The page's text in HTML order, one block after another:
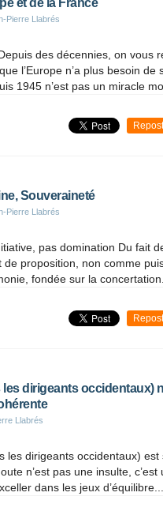
et de la France
Pierre Llabrés
des décennies, on vous
l’Europe n’a plus besoin
1945 n’est pas un miracle
Repost
Souveraineté
Pierre Llabrés
pas domination Du fait
de proposition, non comme
fondée sur la
Repost
dirigeants occidentaux)
Llabrés
les dirigeants occidentaux)
n’est pas une insulte,
dans les jeux d’équilibre...